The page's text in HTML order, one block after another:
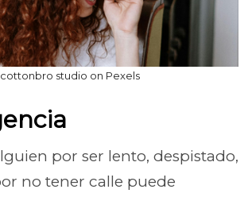
cottonbro studio on Pexels
por ser lento, despistado,
no tener calle puede